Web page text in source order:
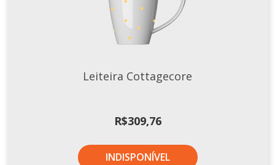
Leiteira Cottagecore
R$309,76
INDISPONÍVEL